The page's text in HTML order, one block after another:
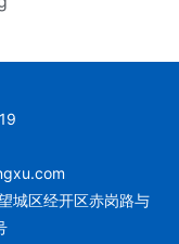
城区经开区赤岗路与